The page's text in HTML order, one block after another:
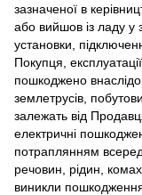
зазначеної в
або вийшов із ладу у
установки,
Покупця,
пошкоджено
землетрусів,
залежать від
електричні
потраплянням
речовин, рідин,
виникли